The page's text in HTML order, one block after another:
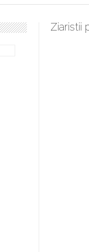
Sculați, sculați,
Ziaristii